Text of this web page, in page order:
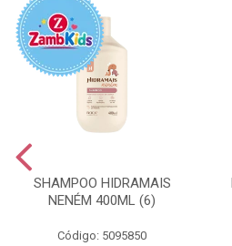
SHAMPOO HIDRAMAIS
NENÉM 400ML (6)
Código: 5095850